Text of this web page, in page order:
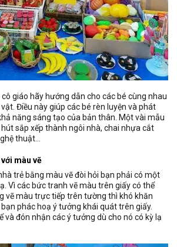
giáo hãy hướng dẫn cho các bé cùng nhau
Điều này giúp các bé rèn luyện và phát
năng sáng tạo của bản thân. Một vài mẫu
sắp xếp thành ngôi nhà, chai nhựa cắt
thuật…
màu vẽ
trẻ bằng màu vẽ đòi hỏi bạn phải có một
Vì các bức tranh vẽ màu trên giấy có thể
vẽ màu trực tiếp trên tường thì khó khăn
phác hoạ ý tưởng khái quát trên giấy.
và đón nhận các ý tưởng dù cho nó có kỳ lạ